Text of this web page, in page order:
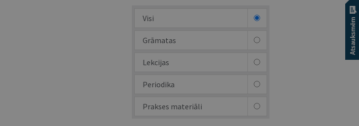
Visi
Grāmatas
Lekcijas
Periodika
Prakses materiāli